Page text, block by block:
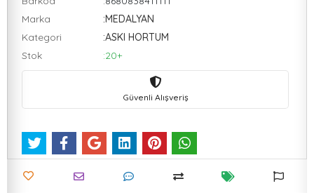
Marka
:MEDALYAN
Kategori
:ASKI HORTUM
Stok
:20+
Güvenli Alışveriş